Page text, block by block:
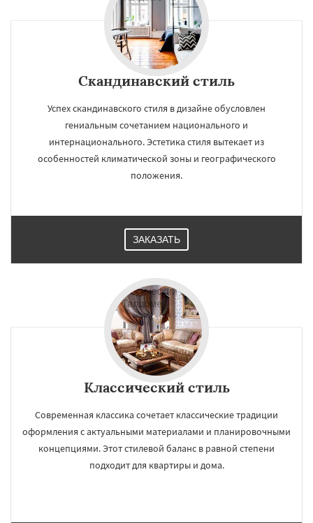
Скандинавский стиль
Успех скандинавского стиля в дизайне обусловлен
гениальным сочетанием национального и
интернационального. Эстетика стиля вытекает из
особенностей климатической зоны и географического
положения.
ЗАКАЗАТЬ
Классический стиль
Современная классика сочетает классические традиции
оформления с актуальными материалами и планировочными
концепциями. Этот стилевой баланс в равной степени
подходит для квартиры и дома.